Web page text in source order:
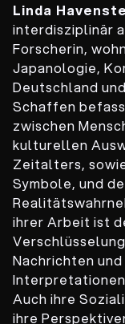
Linda
interdisziplinär
Forscherin,
Japanologie,
Deutschland
Schaffen
zwischen
kulturellen
Zeitalters,
Symbole, und
ihrer Arbeit ist
Nachrichten
Auch ihre
ihre